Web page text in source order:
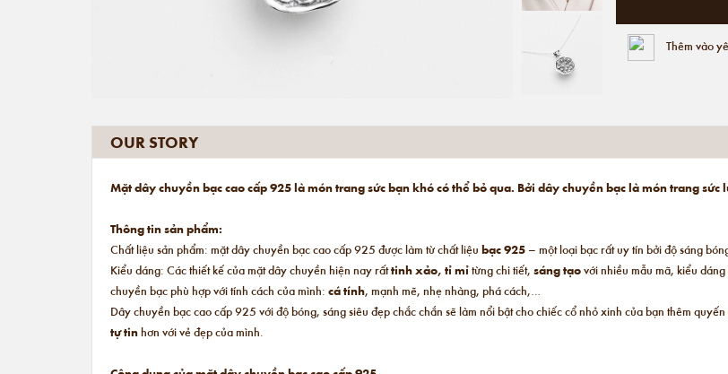
Thêm vào
OUR STORY
Mặt dây chuyền bạc cao cấp 925 là món trang sức bạn khó có thể bỏ qua. Bởi dây chuyền bạc là món trang
Thông tin sản phẩm:
Chất liệu sản phẩm: mặt dây chuyền bạc cao cấp 925 được làm từ chất liệubạc 925– một loại bạc rất uy tín bởi độ sáng
Kiểu dáng: Các thiết kế của mặt dây chuyền hiện nay rấttinh xảo, tỉ mỉtừng chi tiết,sáng tạovới nhiều mẫu mã, kiểu
chuyền bạc phù hợp với tính cách của mình:cá tính, mạnh mẽ, nhẹ nhàng, phá cách,…
Dây chuyền bạc cao cấp 925 với độ bóng, sáng siêu đẹp chắc chắn sẽ làm nổi bật cho chiếc cổ nhỏ xinh của bạn thêm
tự tinhơn với vẻ đẹp của mình.